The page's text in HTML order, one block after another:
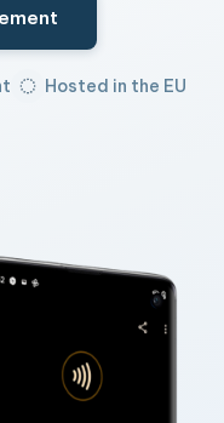
Hosted in the EU